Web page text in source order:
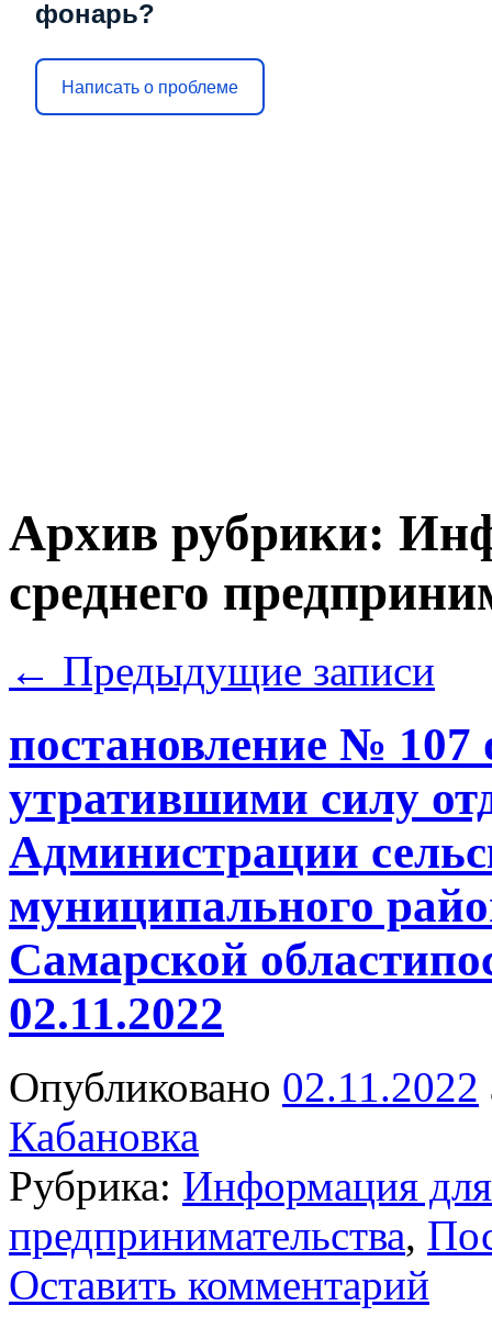
фонарь?
Написать о проблеме
Архив рубрики:
среднего
← Предыдущие записи
постановление № 107
утратившими силу
Администрации
муниципального
Самарской
02.11.2022
Опубликовано 02.11.2022
Кабановка
Рубрика: Информация
предпринимательства,
Оставить комментарий